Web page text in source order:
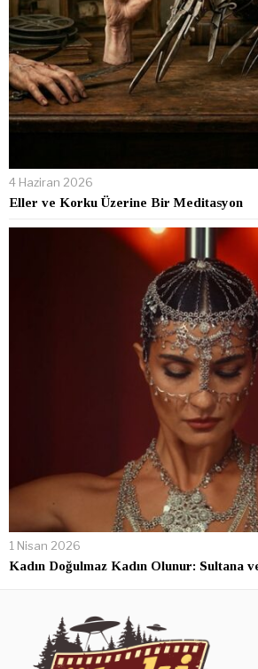
4 Haziran 2026
Eller ve Korku Üzerine Bir Meditasyon
1 Nisan 2026
Kadın Doğulmaz Kadın Olunur: Sultana